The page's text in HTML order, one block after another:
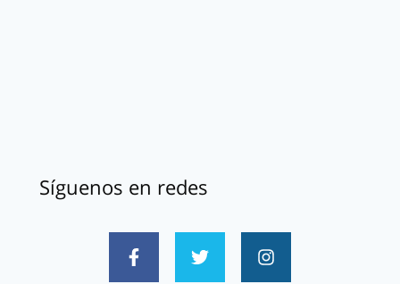
Síguenos en redes